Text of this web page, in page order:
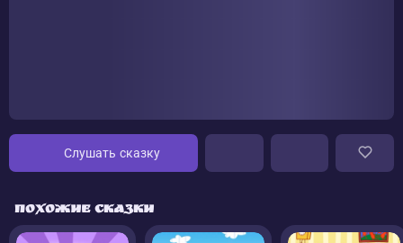
Слушать сказку
Похожие сказки